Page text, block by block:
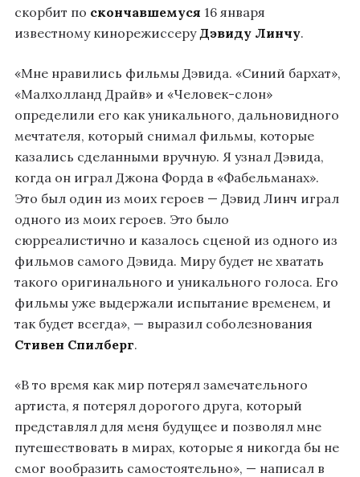
скорбит по скончавшемуся 16 января
известному кинорежиссеру Дэвиду Линчу.
«Мне нравились фильмы Дэвида. «Синий бархат»,
«Малхолланд Драйв» и «Человек-слон»
определили его как уникального, дальновидного
мечтателя, который снимал фильмы, которые
казались сделанными вручную. Я узнал Дэвида,
когда он играл Джона Форда в «Фабельманах».
Это был один из моих героев — Дэвид Линч играл
одного из моих героев. Это было
сюрреалистично и казалось сценой из одного из
фильмов самого Дэвида. Миру будет не хватать
такого оригинального и уникального голоса. Его
фильмы уже выдержали испытание временем, и
так будет всегда», — выразил соболезнования
Стивен Спилберг.
«В то время как мир потерял замечательного
артиста, я потерял дорогого друга, который
представлял для меня будущее и позволял мне
путешествовать в мирах, которые я никогда бы не
смог вообразить самостоятельно», — написал в